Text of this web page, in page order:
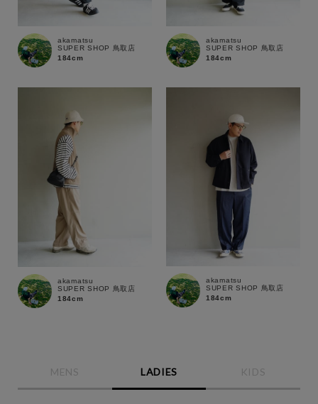
akamatsu
SUPER SHOP 鳥取店
184cm
akamatsu
SUPER SHOP 鳥取店
184cm
akamatsu
SUPER SHOP 鳥取店
184cm
akamatsu
SUPER SHOP 鳥取店
184cm
MENS LADIES KIDS